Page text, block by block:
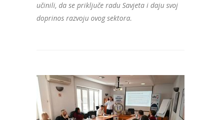
učinili, da se priključe radu Savjeta i daju svoj
doprinos razvoju ovog sektora.